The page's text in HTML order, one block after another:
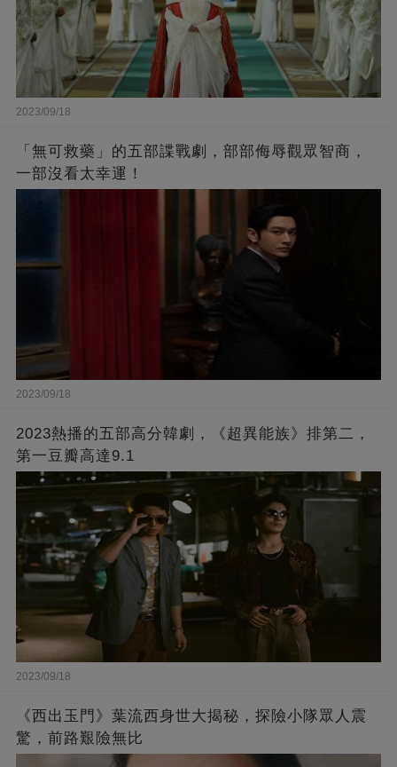
2023/09/18
「無可救藥」的五部諜戰劇，部部侮辱觀眾智商，
一部沒看太幸運！
2023/09/18
2023熱播的五部高分韓劇，《超異能族》排第二，
第一豆瓣高達9.1
2023/09/18
《西出玉門》葉流西身世大揭秘，探險小隊眾人震
驚，前路艱險無比